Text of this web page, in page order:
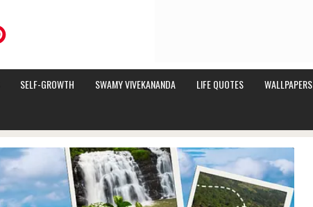
SELF-GROWTH SWAMY VIVEKANANDA LIFE QUOTES WALLPAPERS